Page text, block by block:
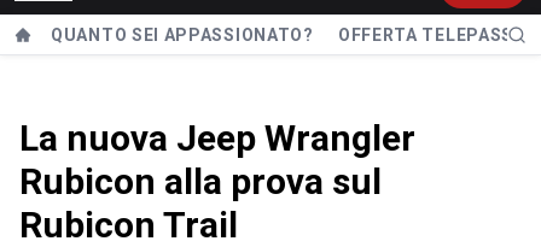
QUANTO SEI APPASSIONATO? OFFERTA TELEPASS
La nuova Jeep Wrangler
Rubicon alla prova sul
Rubicon Trail